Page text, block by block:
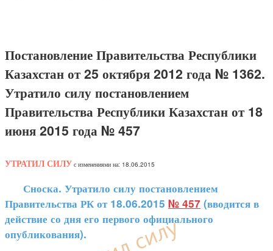
Постановление Правительства Республики
Казахстан от 25 октября 2012 года № 1362.
Утратило силу постановлением
Правительства Республики Казахстан от 18
июня 2015 года № 457
УТРАТИЛ СИЛУ с изменениями на: 18.06.2015
Сноска. Утратило силу постановлением
Правительства РК от 18.06.2015 № 457 (вводится в
действие со дня его первого официального
опубликования).